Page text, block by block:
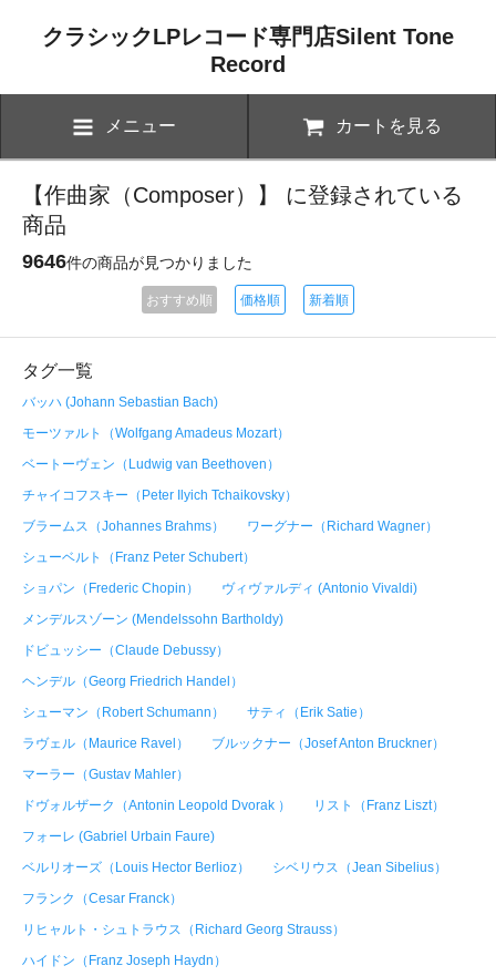
クラシックLPレコード専門店Silent Tone
Record
メニュー カートを見る
【作曲家（Composer）】 に登録されている
商品
9646件の商品が見つかりました
おすすめ順 価格順 新着順
タグ一覧
バッハ (Johann Sebastian Bach)
モーツァルト（Wolfgang Amadeus Mozart）
ベートーヴェン（Ludwig van Beethoven）
チャイコフスキー（Peter Ilyich Tchaikovsky）
ブラームス（Johannes Brahms）
ワーグナー（Richard Wagner）
シューベルト（Franz Peter Schubert）
ショパン（Frederic Chopin）
ヴィヴァルディ (Antonio Vivaldi)
メンデルスゾーン (Mendelssohn Bartholdy)
ドビュッシー（Claude Debussy）
ヘンデル（Georg Friedrich Handel）
シューマン（Robert Schumann）
サティ（Erik Satie）
ラヴェル（Maurice Ravel）
ブルックナー（Josef Anton Bruckner）
マーラー（Gustav Mahler）
ドヴォルザーク（Antonin Leopold Dvorak ）
リスト（Franz Liszt）
フォーレ (Gabriel Urbain Faure)
ベルリオーズ（Louis Hector Berlioz）
シベリウス（Jean Sibelius）
フランク（Cesar Franck）
リヒャルト・シュトラウス（Richard Georg Strauss）
ハイドン（Franz Joseph Haydn）